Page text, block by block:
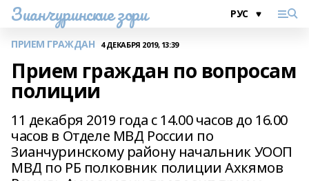
Зианчуринские зори
ПРИЕМ ГРАЖДАН 4 ДЕКАБРЯ 2019, 13:39
Прием граждан по вопросам
полиции
11 декабря 2019 года с 14.00 часов до 16.00
часов в Отделе МВД России по
Зианчуринскому району начальник УООП
МВД по РБ полковник полиции Ахкямов